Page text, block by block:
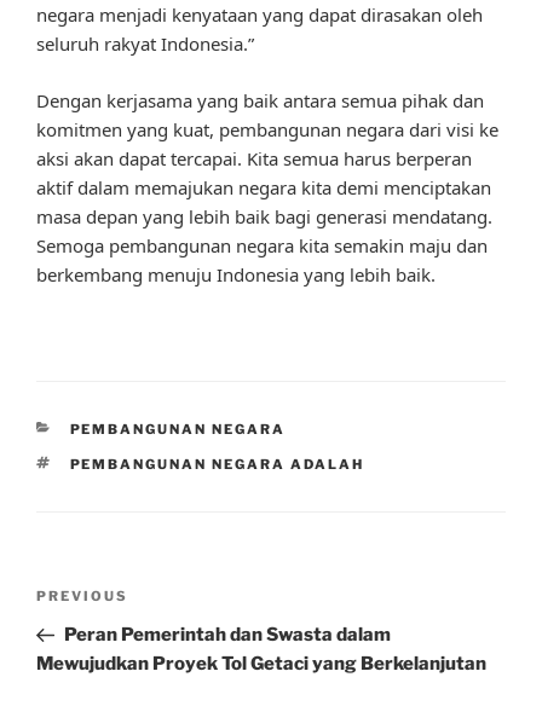
negara menjadi kenyataan yang dapat dirasakan oleh
seluruh rakyat Indonesia.”
Dengan kerjasama yang baik antara semua pihak dan
komitmen yang kuat, pembangunan negara dari visi ke
aksi akan dapat tercapai. Kita semua harus berperan
aktif dalam memajukan negara kita demi menciptakan
masa depan yang lebih baik bagi generasi mendatang.
Semoga pembangunan negara kita semakin maju dan
berkembang menuju Indonesia yang lebih baik.
CATEGORIES
PEMBANGUNAN NEGARA
TAGS
PEMBANGUNAN NEGARA ADALAH
Previous
Post
PREVIOUS
Peran Pemerintah dan Swasta dalam
Mewujudkan Proyek Tol Getaci yang Berkelanjutan